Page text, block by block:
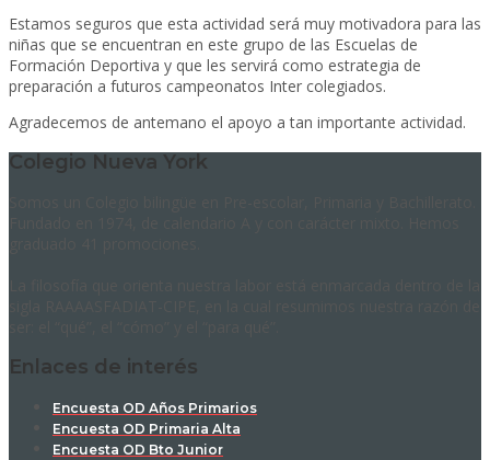
Estamos seguros que esta actividad será muy motivadora para las
niñas que se encuentran en este grupo de las Escuelas de
Formación Deportiva y que les servirá como estrategia de
preparación a futuros campeonatos Inter colegiados.
Agradecemos de antemano el apoyo a tan importante actividad.
Colegio Nueva York
Enlaces de interés
Encuesta OD Años Primarios
Encuesta OD Primaria Alta
Encuesta OD Bto Junior